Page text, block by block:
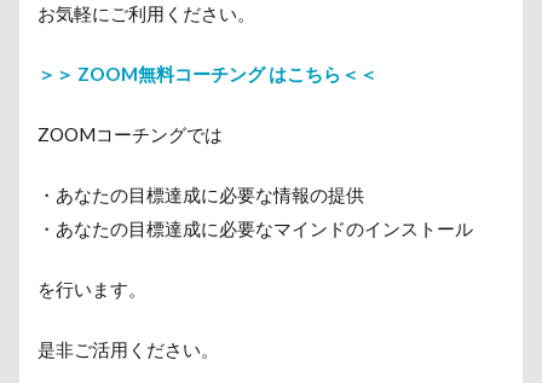
お気軽にご利用ください。
＞＞ ZOOM無料コーチング はこちら＜＜
ZOOMコーチングでは
・あなたの目標達成に必要な情報の提供
・あなたの目標達成に必要なマインドのインストール
を行います。
是非ご活用ください。